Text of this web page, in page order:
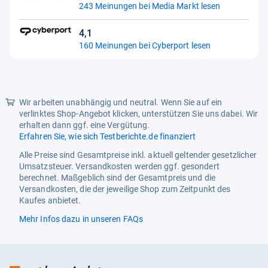
EPREL ID 2145081
Erscheinungsjahr 2025
Software
Betriebssystemfamilie Android TV, Google TV
Gewicht mit Standfuß 16.3 kg
Gewicht ohne Standfuß 16 kg
Funktionen
von
Sternen
243 Meinungen bei Media Markt lesen
4,1
4,1
von
160 Meinungen bei Cyberport lesen
Wir arbeiten unabhängig und neutral. Wenn Sie auf ein
verlinktes Shop-Angebot klicken, unterstützen Sie uns dabei. Wir
erhalten dann ggf. eine Vergütung.
Erfahren Sie, wie sich Testberichte.de finanziert
Alle Preise sind Gesamtpreise inkl. aktuell geltender gesetzlicher
Umsatzsteuer. Versandkosten werden ggf. gesondert
berechnet. Maßgeblich sind der Gesamtpreis und die
Versandkosten, die der jeweilige Shop zum Zeitpunkt des
Kaufes anbietet.
Mehr Infos dazu in unseren FAQs